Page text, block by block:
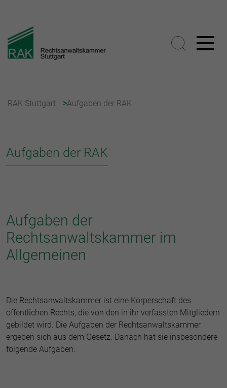
RAK Stuttgart Aufgaben der RAK
Aufgaben der RAK
Aufgaben der
Rechtsanwaltskammer im
Allgemeinen
Die Rechtsanwaltskammer ist eine Körperschaft des
öffentlichen Rechts, die von den in ihr verfassten Mitgliedern
gebildet wird. Die Aufgaben der Rechtsanwaltskammer
ergeben sich aus dem Gesetz. Danach hat sie insbesondere
folgende Aufgaben: